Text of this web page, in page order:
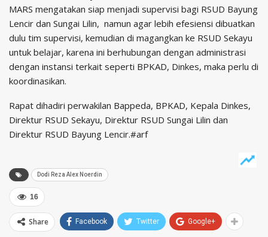
MARS mengatakan siap menjadi supervisi bagi RSUD Bayung
Lencir dan Sungai Lilin, namun agar lebih efesiensi dibuatkan
dulu tim supervisi, kemudian di magangkan ke RSUD Sekayu
untuk belajar, karena ini berhubungan dengan administrasi
dengan instansi terkait seperti BPKAD, Dinkes, maka perlu di
koordinasikan.
Rapat dihadiri perwakilan Bappeda, BPKAD, Kepala Dinkes,
Direktur RSUD Sekayu, Direktur RSUD Sungai Lilin dan
Direktur RSUD Bayung Lencir.#arf
Dodi Reza Alex Noerdin
16
Share Facebook Twitter Google+